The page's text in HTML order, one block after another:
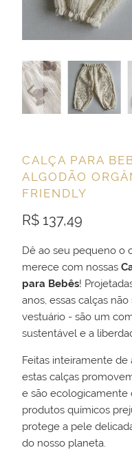
CALÇA PARA
ALGODÃO
FRIENDLY
R$ 137,49
Dê ao seu pequeno o
merece com nossas
para Bebês!
anos, essas calças
vestuário - são um
sustentável e a
Feitas inteiramente
estas calças
e são ecologicamente
produtos químicos
protege a pele
do nosso planeta.